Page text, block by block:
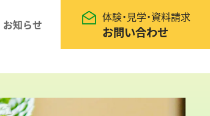
お知らせ
体験・見学・資料請求
お問い合わせ